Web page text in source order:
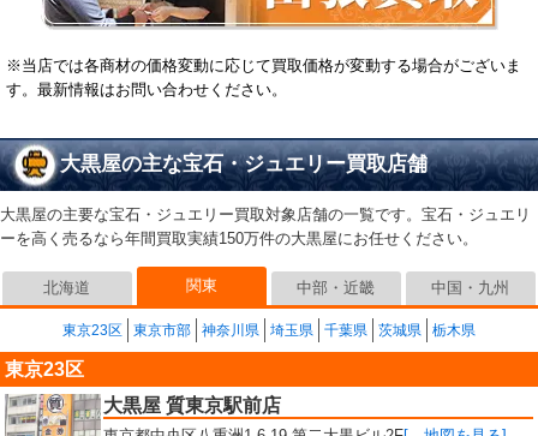
※当店では各商材の価格変動に応じて買取価格が変動する場合がございま
す。最新情報はお問い合わせください。
大黒屋の主な宝石・ジュエリー買取店舗
大黒屋の主要な宝石・ジュエリー買取対象店舗の一覧です。宝石・ジュエリ
ーを高く売るなら年間買取実績150万件の大黒屋にお任せください。
北海道 関東 中部・近畿 中国・九州
東京23区 東京市部 神奈川県 埼玉県 千葉県 茨城県 栃木県
東京23区
大黒屋 質東京駅前店